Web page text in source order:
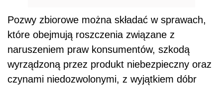
Pozwy zbiorowe można składać w sprawach,
które obejmują roszczenia związane z
naruszeniem praw konsumentów, szkodą
wyrządzoną przez produkt niebezpieczny oraz
czynami niedozwolonymi, z wyjątkiem dóbr